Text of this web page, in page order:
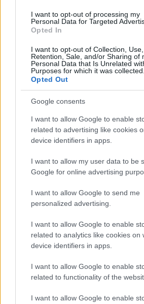
I want to opt-out of processing my
Personal Data for Targeted
Opted In
I want to opt-out of Collection, Use,
Retention, Sale, and/or Sharing of
Personal Data that Is Unrelated
Purposes for which it was collected.
Opted Out
Google consents
I want to allow Google to enable
related to advertising like cookies
device identifiers in apps.
I want to allow my user data to be
Google for online advertising
I want to allow Google to send me
personalized advertising.
I want to allow Google to enable
related to analytics like cookies on
device identifiers in apps.
I want to allow Google to enable
related to functionality of the
I want to allow Google to enable
pedig gyakran hordozzák a
Fontos feladat a pedagógusok,
szférában és az
folyamatos tesztelése –
Alexandra visszautasította azt
hogy az ellenzék oltásellenes
hogy a Szövetség a Hírös
frakciójának tagjai már
felvettek, a frakció korábban
hovatartozás nélkül, közösen
és az oltás felvételére (
) A Szövetség szerint az oltás
módja annak, hogy minél
nem politika és
Szövetség összes